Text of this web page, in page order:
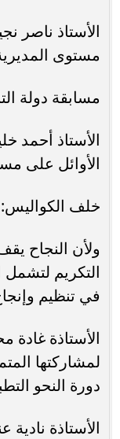
​الأستاذ ناصر
مستوى
​مسابقة دولة
​الأستاذ
الأوائل على
​خلف الكواليس:
​ولأن النجاح
التكريم لتشمل
في تنظيم
​الأستاذة
لمشاركتها
دورة النحو
​الأستاذة